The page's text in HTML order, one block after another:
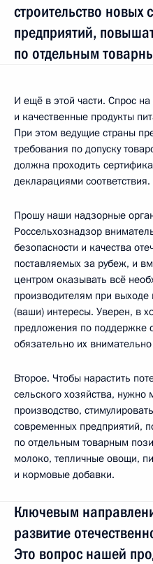
строительство новых
предприятий,
по отдельным
И ещё в этой части. Спрос
и качественные продукты
При этом ведущие страны
требования по допуску
должна проходить
декларациями соответствия.
Прошу наши надзорные
Россельхознадзор
безопасности и качества
поставляемых за рубеж, и
центром оказывать всё
производителям при
(ваши) интересы. Уверен, в
предложения по поддержке
обязательно их
Второе. Чтобы нарастить
сельского хозяйства,
производство,
современных предприятий,
по отдельным товарным
молоко, тепличные овощи,
и кормовые добавки.
Ключевым
развитие
Это вопрос нашей